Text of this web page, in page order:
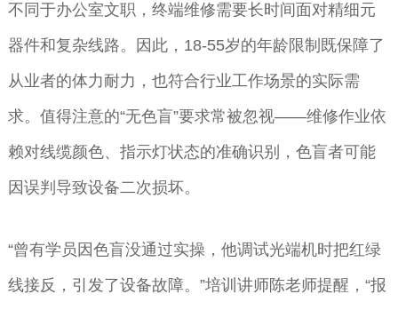
不同于办公室文职，终端维修需要长时间面对精细元
器件和复杂线路。因此，18-55岁的年龄限制既保障了
从业者的体力耐力，也符合行业工作场景的实际需
求。值得注意的“无色盲”要求常被忽视——维修作业依
赖对线缆颜色、指示灯状态的准确识别，色盲者可能
因误判导致设备二次损坏。
“曾有学员因色盲没通过实操，他调试光端机时把红绿
线接反，引发了设备故障。”培训讲师陈老师提醒，“报